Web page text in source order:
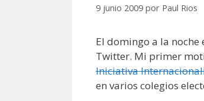
9 junio 2009 por Paul Rios
El domingo a la noche
Twitter. Mi primer
Iniciativa
en varios colegios